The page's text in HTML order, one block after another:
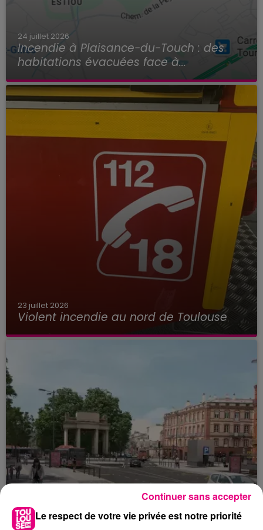
24 juillet 2026
Incendie à Plaisance-du-Touch : des
habitations évacuées face à...
23 juillet 2026
Violent incendie au nord de Toulouse
Le respect de votre vie privée est notre priorité
Continuer sans accepter